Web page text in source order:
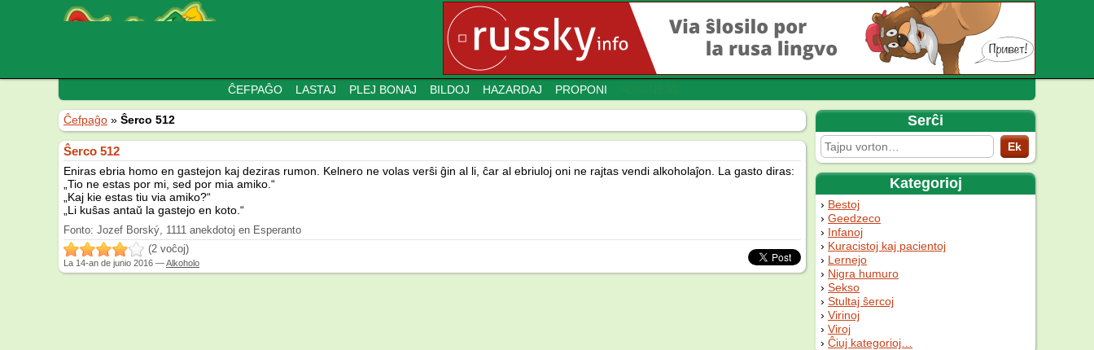
ĈEFPAĜO LASTAJ PLEJ BONAJ BILDOJ HAZARDAJ PROPONI
Serĉi
Kategorioj
Bestoj
Geedzeco
Infanoj
Kuracistoj kaj pacientoj
Lernejo
Nigra humuro
Sekso
Stultaj ŝercoj
Virinoj
Viroj
Ĉiuj kategorioj…
Ĉefpaĝo » Ŝerco 512
Ŝerco 512
Eniras ebria homo en gastejon kaj deziras rumon. Kelnero ne volas verŝi ĝin al li, ĉar al ebriuloj oni ne rajtas vendi alkoholaĵon. La gasto diras:
„Tio ne estas por mi, sed por mia amiko.“
„Kaj kie estas tiu via amiko?“
„Li kuŝas antaŭ la gastejo en koto.“
Fonto: Jozef Borský, 1111 anekdotoj en Esperanto
(2 voĉoj)
La 14-an de junio 2016 —Alkoholo